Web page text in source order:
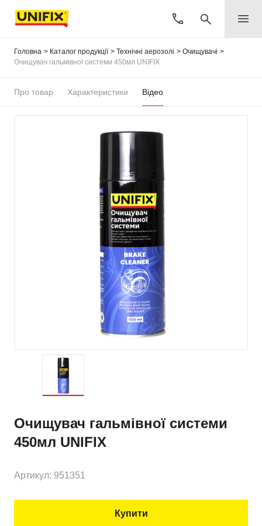
Головна Каталог продукції Технічні аерозолі
Очищувачі
Очищувач гальмівної системи 450мл UNIFIX
Про товар Характеристики Відео
Очищувач гальмівної системи
450мл UNIFIX
Артикул: 951351
Купити